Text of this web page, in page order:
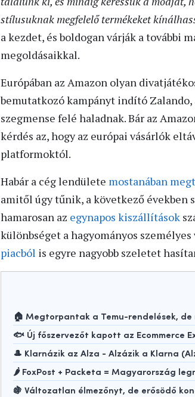
stílusuknak megfelelő termékeket
a kezdet, és boldogan várják a
megoldásaikkal.
Európában az Amazon olyan
bemutatkozó kampányt indító
szegmense felé haladnak. Bár az
kérdés az, hogy az európai vásárlók
platformoktól.
Habár a cég lendülete mostanában
amitől úgy tűnik, a következő években
hamarosan az egynapos kiszállítások
különbséget a hagyományos
piacból is egyre nagyobb szeletet
🏠 Megtorpantak a Temu-rendelések,
🐟 Új főszervezőt kapott az Ecommerce
🎩 Klarnázik az Alza - Alzázik a Klarna
🌶️ FoxPost + Packeta = Magyarország
🍇 Változatlan élmezőnyt, de erősödő